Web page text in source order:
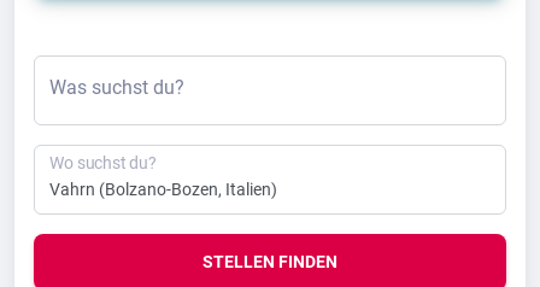
Was suchst du?
Wo suchst du?
STELLEN FINDEN